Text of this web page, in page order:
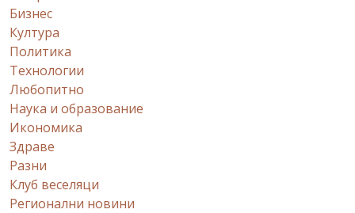
Бизнес
Култура
Политика
Технологии
Любопитно
Наука и образование
Икономика
Здраве
Разни
Клуб веселяци
Регионални новини